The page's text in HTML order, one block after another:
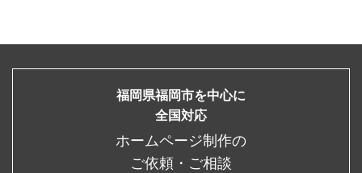
福岡県福岡市を中心に
全国対応
ホームページ制作の
ご依頼・ご相談